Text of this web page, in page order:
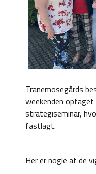
Tranemosegårds
weekenden
strategiseminar,
fastlagt.
Her er nogle af de